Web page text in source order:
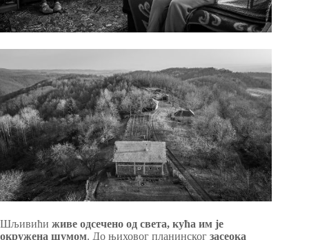
Шљивићи живе одсечено од света, кућа им је
окружена шумом. До њиховог планинског засеока